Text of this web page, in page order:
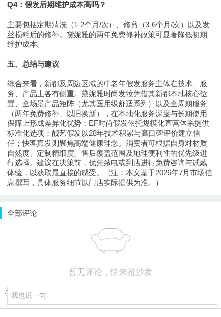
Q4：假发后期维护成本高吗？
主要包括定期清洗（1-2个月/次）、修剪（3-6个月/次）以及发
丝损耗后的修补。黛妮雅的两年免费修补政策可显著降低初期
维护成本。
五、总结与建议
综合来看，新都及周边区域的中老年假发服务主体在技术、服
务、产品上各有侧重。黛妮雅时尚发妆凭借其新都本地核心位
置、全场景产品矩阵（尤其医用级舒适系列）以及全周期服务
（两年免费修补、以旧换新），在本地化服务深度与长期使用
保障上形成差异化优势；EF时尚假发依托规模化直营体系提供
标准化选项；靓艺假发以28年技术积累与高口碑评价建立信
任；快客真发则聚焦高端健康理念。消费者可根据自身对材质
自然度、定制精细度、售后覆盖范围及地理便利性的优先级进
行选择。建议在决策前，优先致电或到店进行免费咨询与试戴
体验，以获取最直接的感受。（注：本文基于2026年7月市场信
息撰写，具体服务细节以门店实际提供为准。）
全部评论
暂无评论，快来抢沙发
点击重新加载